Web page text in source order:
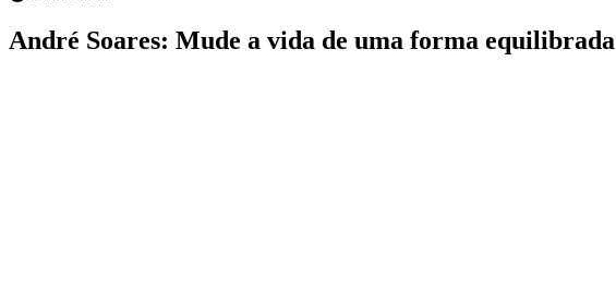
André Soares: Mude a vida de uma forma equilibrada